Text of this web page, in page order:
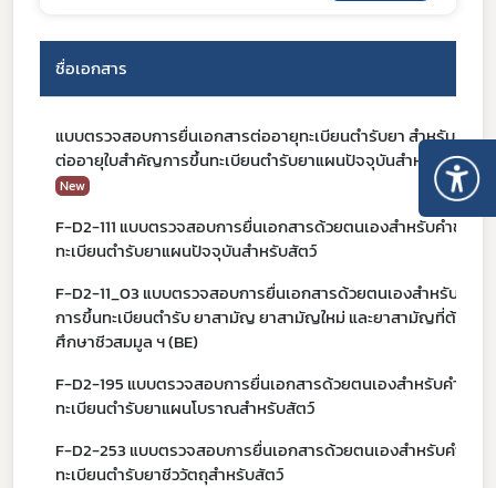
ชื่อเอกสาร
แบบตรวจสอบการยื่นเอกสารต่ออายุทะเบียนตำรับยา สำหรับคำขอ
ต่ออายุใบสำคัญการขึ้นทะเบียนตำรับยาแผนปัจจุบันสำหรับมนุษย์
New
F-D2-111 แบบตรวจสอบการยื่นเอกสารด้วยตนเองสำหรับคำขอขึ้น
ทะเบียนตำรับยาแผนปัจจุบันสำหรับสัตว์
F-D2-11_03 แบบตรวจสอบการยื่นเอกสารด้วยตนเองสำหรับคำขอ
การขึ้นทะเบียนตำรับ ยาสามัญ ยาสามัญใหม่ และยาสามัญที่ต้อง
ศึกษาชีวสมมูล ฯ (BE)
F-D2-195 แบบตรวจสอบการยื่นเอกสารด้วยตนเองสำหรับคำขอขึ้
ทะเบียนตำรับยาแผนโบราณสำหรับสัตว์
F-D2-253 แบบตรวจสอบการยื่นเอกสารด้วยตนเองสำหรับคำขอ
ทะเบียนตำรับยาชีววัตถุสำหรับสัตว์